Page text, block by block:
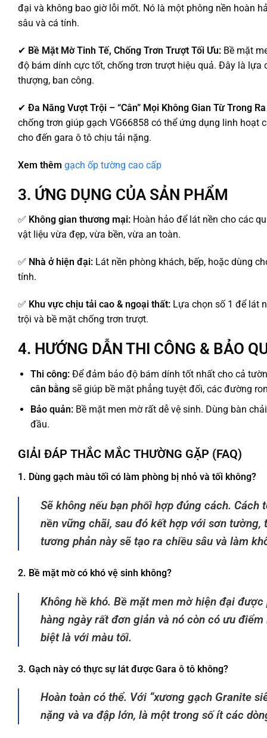
đại và không bao giờ lỗi mốt. Nó là một phông nền hoàn
sâu và cá tính.
✔ Bề Mặt Mờ Tinh Tế, Chống Trơn Trượt Tối Ưu: Bề mặt
độ bám dính cực tốt, chống trơn trượt hiệu quả. Đây là
thượng, ban công.
✔ Đa Năng Vượt Trội – “Cân” Mọi Không Gian Từ Trong
chống trơn giúp gạch VG66858 có thể ứng dụng linh
cho đến gara ô tô chịu tải nặng.
Xem thêm gạch ốp tường cao cấp
3. ỨNG DỤNG CỦA SẢN PHẨM
✅ Không gian thương mại: Hoàn hảo để lát nền cho các
vật liệu vừa đẹp, vừa bền, vừa an toàn.
✅ Nhà ở hiện đại: Lát nền phòng khách, bếp, hoặc dùng
tính.
✅ Khu vực chịu tải cao & ngoại thất: Lựa chọn số 1 để lát
trội và bề mặt chống trơn trượt.
4. HƯỚNG DẪN THI CÔNG & BẢO
Thi công:Để đảm bảo độ bám dính tốt nhất cho cả
cân bằngsẽ giúp bề mặt phẳng tuyệt đối, các đường
Bảo quản:Bề mặt men mờ rất dễ vệ sinh. Dùng bàn
đầu.
GIẢI ĐÁP THẮC MẮC THƯỜNG GẶP (FAQ)
1. Dùng gạch màu tối có làm phòng bị nhỏ và tối không?
Sẽ không nếu bạn phối hợp đúng cách.
nền vững chãi, sau đó kết hợp với sơn
tương phản này sẽ tạo ra chiều sâu và làm
2. Bề mặt mờ có khó vệ sinh không?
Không hề khó. Bề mặt men mờ hiện đại
hàng ngày rất đơn giản và nó còn có ưu
biệt là với màu tối.
3. Gạch này có thực sự lát được Gara ô tô không?
Hoàn toàn có thể. Với “xương gạch Granite
nặng và va đập lớn, là một trong số ít các